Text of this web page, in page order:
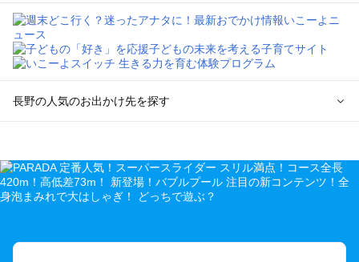
長野の人気のお出かけ先を探す
を探す
軽井沢・万座・嬬恋・北軽井沢のプールお出かけ
松本・上高地・諏訪・乗鞍・美ヶ原のプールお出かけ
伊那・駒ヶ根・飯田・昼神（伊那路）のプールお出かけ